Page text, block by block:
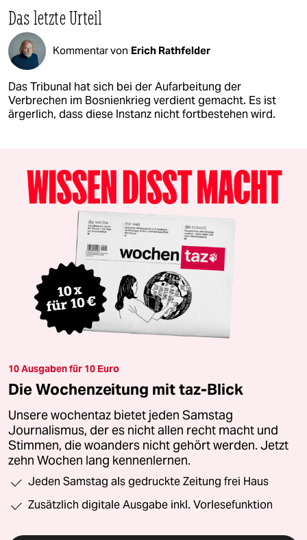
Das letzte Urteil
Kommentar von Erich Rathfelder
Das Tribunal hat sich bei der Aufarbeitung der
Verbrechen im Bosnienkrieg verdient gemacht. Es ist
ärgerlich, dass diese Instanz nicht fortbestehen wird.
10 Ausgaben für 10 Euro
Die Wochenzeitung mit taz-Blick
Unsere wochentaz bietet jeden Samstag
Journalismus, der es nicht allen recht macht und
Stimmen, die woanders nicht gehört werden. Jetzt
zehn Wochen lang kennenlernen.
Jeden Samstag als gedruckte Zeitung frei Haus
Zusätzlich digitale Ausgabe inkl. Vorlesefunktion